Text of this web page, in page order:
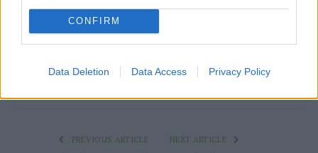
CONFIRM
Data Deletion Data Access Privacy Policy
ενεργειακή κρίση
LinkedIn Tumblr Telegram
PREVIOUS ARTICLE NEXT ARTICLE